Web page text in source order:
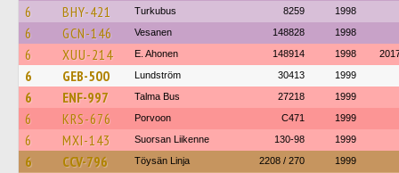
6 BHY-421 Turkubus 8259 1998
6 GCN-146 Vesanen 148828 1998
6 XUU-214 E. Ahonen 148914 1998
6 GEB-500 Lundström 30413 1999
6 ENF-997 Talma Bus 27218 1999
6 KRS-676 Porvoon C471 1999
6 MXI-143 Suorsan Liikenne 130-98 1999
6 CCV-796 Töysän Linja 2208 / 270 1999